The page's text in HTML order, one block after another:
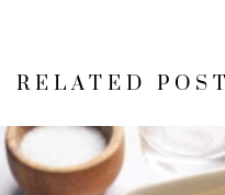
RELATED